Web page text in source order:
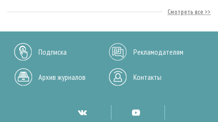
Смотреть все
Подписка Рекламодателям
Архив журналов Контакты